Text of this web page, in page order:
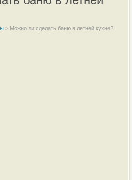
> Можно ли сделать баню в летней кухне?